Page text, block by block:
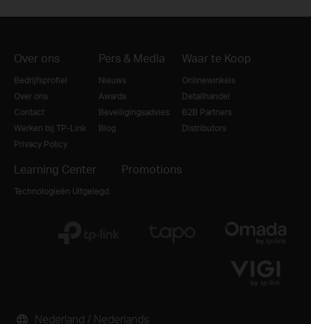
Over ons
Bedrijfsprofiel
Over ons
Contact
Werken bij TP-Link
Privacy Policy
Pers & Media
Nieuws
Awards
Beveiligingsadvies
Blog
Waar te Koop
Onlinewinkels
Detailhandel
B2B Partners
Distributors
Learning Center
Technologieën Uitgelegd
Promotions
Nederland / Nederlands